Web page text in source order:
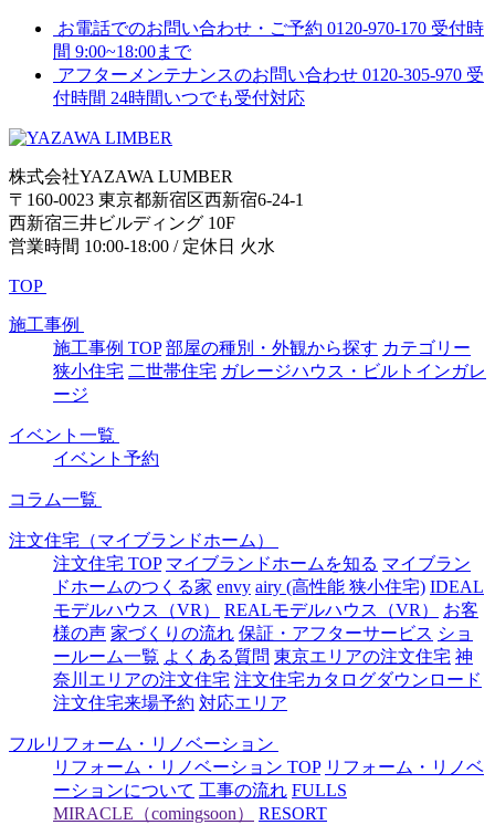
お電話でのお問い合わせ・ご予約 0120-970-170 受付時
間 9:00~18:00まで
アフターメンテナンスのお問い合わせ 0120-305-970 受
付時間 24時間いつでも受付対応
株式会社YAZAWA LUMBER
〒160-0023 東京都新宿区西新宿6-24-1
西新宿三井ビルディング 10F
営業時間 10:00-18:00 / 定休日 火水
TOP
施工事例
施工事例 TOP 部屋の種別・外観から探す カテゴリー
狭小住宅 二世帯住宅 ガレージハウス・ビルトインガレ
ージ
イベント一覧
イベント予約
コラム一覧
注文住宅（マイブランドホーム）
注文住宅 TOP マイブランドホームを知る マイブラン
ドホームのつくる家 envy airy (高性能 狭小住宅) IDEAL
モデルハウス（VR）
REALモデルハウス（VR）
お客
様の声 家づくりの流れ 保証・アフターサービス ショ
ールーム一覧 よくある質問 東京エリアの注文住宅 神
奈川エリアの注文住宅 注文住宅カタログダウンロード
注文住宅来場予約 対応エリア
フルリフォーム・リノベーション
リフォーム・リノベーション TOP リフォーム・リノベ
ーションについて 工事の流れ FULLS
MIRACLE（comingsoon）
RESORT